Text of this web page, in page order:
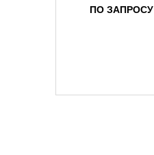
ПО ЗАПРОСУ